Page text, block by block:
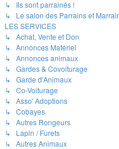
↳ Ils sont parrainés !
↳ Le salon des Parrains et
LES SERVICES
↳ Achat, Vente et Don
↳ Annonces Matériel
↳ Annonces animaux
↳ Gardes & Covoiturage
↳ Garde d'Animaux
↳ Co-Voiturage
↳ Asso' Adoptions
↳ Cobayes
↳ Autres Rongeurs
↳ Lapin / Furets
↳ Autres Animaux